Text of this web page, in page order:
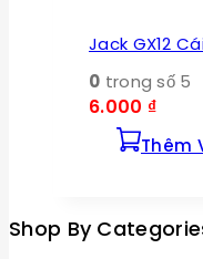
Jack GX12
0 trong số 5
6.000 ₫
Thêm
Shop By